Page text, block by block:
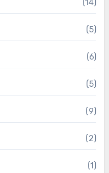
(14)
(5)
(6)
(5)
(9)
(2)
(1)